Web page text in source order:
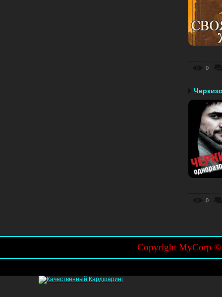
0
0
Copyright MyCorp